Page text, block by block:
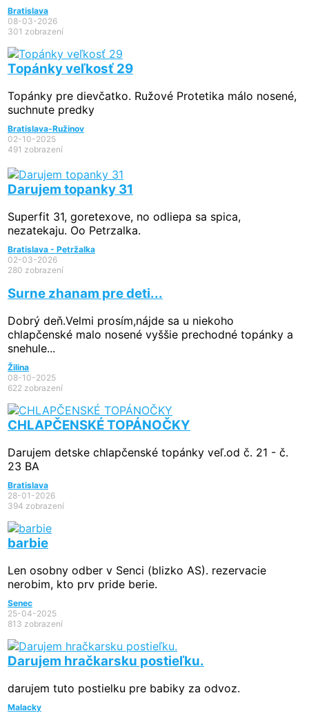
Bratislava
08-03-2026
301 zobrazení
Topánky veľkosť 29
Topánky pre dievčatko. Ružové Protetika málo nosené,
suchnute predky
Bratislava-Ružinov
02-10-2025
491 zobrazení
Darujem topanky 31
Superfit 31, goretexove, no odliepa sa spica,
nezatekaju. Oo Petrzalka.
Bratislava - Petržalka
02-03-2026
280 zobrazení
Surne zhanam pre deti...
Dobrý deň.Velmi prosím,nájde sa u niekoho
chlapčenské malo nosené vyššie prechodné topánky a
snehule...
Žilina
08-10-2025
622 zobrazení
CHLAPČENSKÉ TOPÁNOČKY
Darujem detske chlapčenské topánky veľ.od č. 21 - č.
23 BA
Bratislava
28-01-2026
394 zobrazení
barbie
Len osobny odber v Senci (blizko AS). rezervacie
nerobim, kto prv pride berie.
Senec
25-04-2025
813 zobrazení
Darujem hračkarsku postieľku.
darujem tuto postielku pre babiky za odvoz.
Malacky